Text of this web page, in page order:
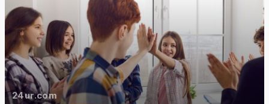
24ur.com